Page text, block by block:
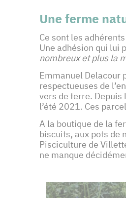
Une ferme
Ce sont les
Une adhésion qui lui
nombreux et plus la
Emmanuel Delacour
respectueuses de
vers de terre. Depuis
l’été 2021. Ces
A la boutique de la
biscuits, aux pots de
Pisciculture de
ne manque